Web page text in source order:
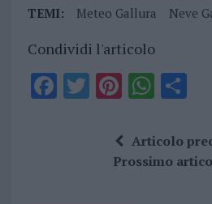
TEMI: Meteo Gallura Neve
Condividi l'articolo
F T Pi
te
re
W
at
s
S
a
re
Articolo
Prossimo